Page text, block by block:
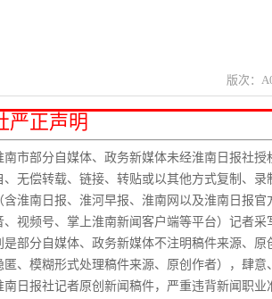
版次：
严正声明
南市部分自媒体、政务新媒体未经淮南日报社授
、无偿转载、链接、转贴或以其他方式复制、录
含淮南日报、淮河早报、淮南网以及淮南日报官
视频号、掌上淮南新闻客户端等平台）记者采
部分自媒体、政务新媒体不注明稿件来源、原
、模糊形式处理稿件来源、原创作者），肆意、
日报社记者原创新闻稿件，严重违背新闻职业